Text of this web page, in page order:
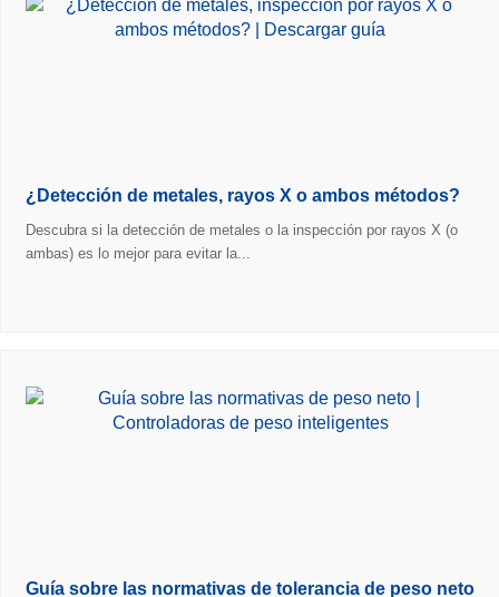
¿Detección de metales, rayos X o ambos métodos?
Descubra si la detección de metales o la inspección por rayos X (o
ambas) es lo mejor para evitar la...
Guía sobre las normativas de tolerancia de peso neto